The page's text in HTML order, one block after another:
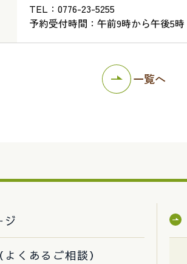
TEL：0776-23-5255
予約受付時間：午前9時から午後5時
一覧へ
ジ
くあるご相談）